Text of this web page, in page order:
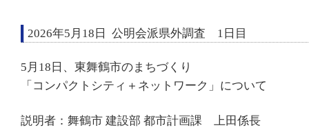
2026年5月18日 公明会派県外調査 1日目
5月18日、東舞鶴市のまちづくり
「コンパクトシティ＋ネットワーク」について
説明者：舞鶴市 建設部 都市計画課 上田係長